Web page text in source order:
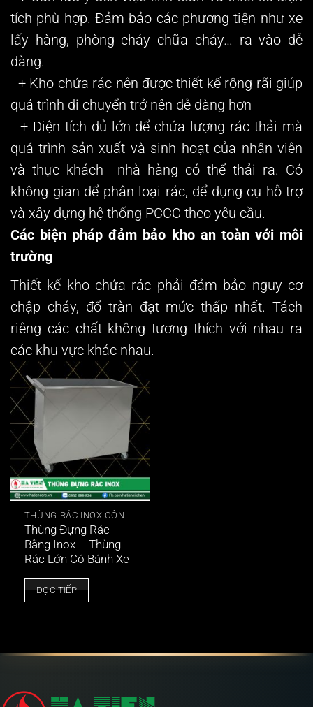
tích phù hợp. Đảm bảo các phương tiện như xe
lấy hàng, phòng cháy chữa cháy… ra vào dễ
dàng.
+ Kho chứa rác nên được thiết kế rộng rãi giúp
quá trình di chuyển trở nên dễ dàng hơn
+ Diện tích đủ lớn để chứa lượng rác thải mà
quá trình sản xuất và sinh hoạt của nhân viên
và thực khách nhà hàng có thể thải ra. Có
không gian để phân loại rác, để dụng cụ hỗ trợ
và xây dựng hệ thống PCCC theo yêu cầu.
Các biện pháp đảm bảo kho an toàn với môi
trường
Thiết kế kho chứa rác phải đảm bảo nguy cơ
chập cháy, đổ tràn đạt mức thấp nhất. Tách
riêng các chất không tương thích với nhau ra
các khu vực khác nhau.
Thùng Đựng Rác
Bằng Inox – Thùng
Rác Lớn Có Bánh Xe
ĐỌC TIẾP